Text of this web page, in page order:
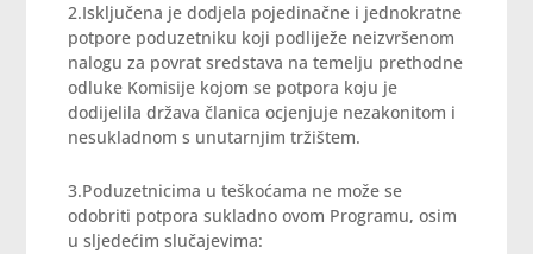
2.Isključena je dodjela pojedinačne i jednokratne
potpore poduzetniku koji podliježe neizvršenom
nalogu za povrat sredstava na temelju prethodne
odluke Komisije kojom se potpora koju je
dodijelila država članica ocjenjuje nezakonitom i
nesukladnom s unutarnjim tržištem.
3.Poduzetnicima u teškoćama ne može se
odobriti potpora sukladno ovom Programu, osim
u sljedećim slučajevima: